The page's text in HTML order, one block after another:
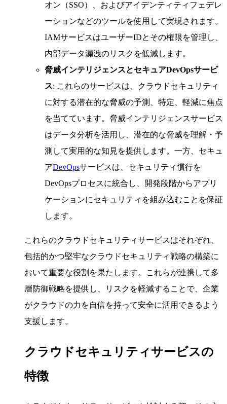
オン（SSO）、およびアイデンティティフェデレ
ーションなどのツールを使用して実現されます。
IAMサービスはユーザーIDとその権限を管理し、
内部データ漏洩のリスクを低減します。
脅威インテリジェンスとセキュアDevOpsサービ
ス: これらのサービスは、クラウドセキュリティ
に対する潜在的な脅威の予測、特定、軽減に焦点
を当てています。脅威インテリジェンスサービス
はデータ分析を活用し、潜在的な脅威を理解・予
測して実用的な知見を提供します。一方、セキュ
アDevOpsサービスは、セキュリティ慣行を
DevOpsプロセスに統合し、開発段階からアプリ
ケーションにセキュリティを組み込むことを保証
します。
これらのクラウドセキュリティサービスはそれぞれ、
包括的かつ堅牢なクラウドセキュリティ戦略の構築に
おいて重要な役割を果たします。これらが連携して多
層防御戦略を提供し、リスクを軽減することで、企業
がクラウドの力を自信を持って安全に活用できるよう
支援します。
クラウドセキュリティサービスの
特徴